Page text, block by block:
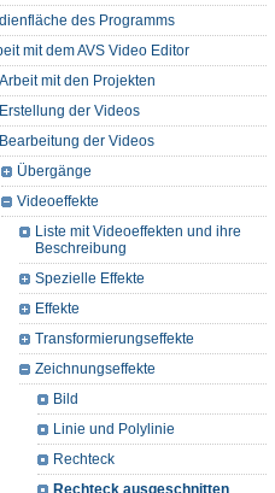
des Programms
mit dem AVS Video Editor
Arbeit mit den Projekten
Erstellung der Videos
Bearbeitung der Videos
Übergänge
Videoeffekte
Liste mit Videoeffekten und ihre
Beschreibung
Spezielle Effekte
Effekte
Transformierungseffekte
Zeichnungseffekte
Bild
Linie und Polylinie
Rechteck
Rechteck ausgeschnitten